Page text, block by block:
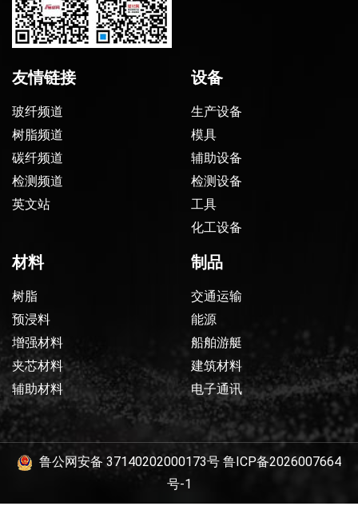
友情链接
玻纤频道
树脂频道
碳纤频道
检测频道
英文站
设备
生产设备
模具
辅助设备
检测设备
工具
化工设备
材料
树脂
预浸料
增强材料
夹芯材料
辅助材料
制品
交通运输
能源
船舶游艇
建筑材料
电子通讯
鲁公网安备 37140202000173号 鲁ICP备2026007664
号-1